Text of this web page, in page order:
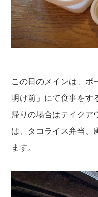
この日のメインは、ポ
明け前」にて食事をす
帰りの場合はテイクア
は、タコライス弁当、
ます。